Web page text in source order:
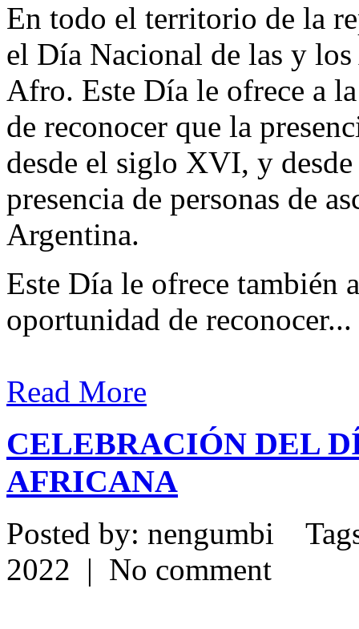
En todo el territorio de la
el Día Nacional de las y
Afro. Este Día le ofrece a
de reconocer que la
desde el siglo XVI, y
presencia de personas de
Argentina.
Este Día le ofrece también
oportunidad de reconocer...
Read More
CELEBRACIÓN DEL
AFRICANA
Posted by: nengumbi
2022 | No comment